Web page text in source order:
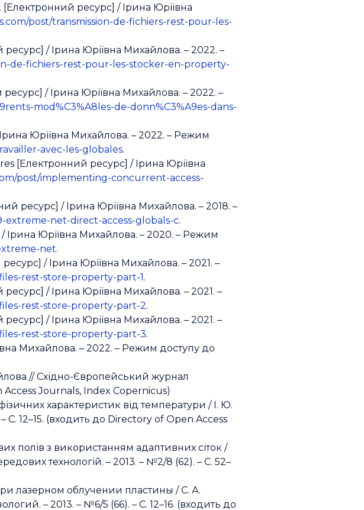
ресурс] / Ірина Юріївна
post/transmission-de-fichiers-rest-pour-les-
/ Ірина Юріївна Михайлова. – 2022. –
de-fichiers-rest-pour-les-stocker-en-property-
/ Ірина Юріївна Михайлова. – 2022. –
mod%C3%A8les-de-donn%C3%A9es-dans-
Юріївна Михайлова. – 2022. – Режим
avec-les-globales.
[Електронний ресурс] / Ірина Юріївна
post/implementing-concurrent-access-
ресурс] / Ірина Юріївна Михайлова. – 2018. –
extreme-net-direct-access-globals-c.
Ірина Юріївна Михайлова. – 2020. – Режим
net.
/ Ірина Юріївна Михайлова. – 2021. –
rest-store-property-part-1 .
/ Ірина Юріївна Михайлова. – 2021. –
rest-store-property-part-2.
/ Ірина Юріївна Михайлова. – 2021. –
rest-store-property-part-3.
Михайлова. – 2022. – Режим доступу до
// Східно-Європейський журнал
Access Journals, Index Copernicus)
характеристик від температури / І. Ю.
С. 12–15. (входить до Directory of Open Access
полів з використанням адаптивних сіток /
технологій. – 2013. – №2/8 (62). – С. 52–
лазерном облучении пластины / С. А.
– 2013. – №6/5 (66). – С. 12–16. (входить до